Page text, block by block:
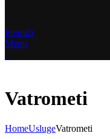
Pretraži
Menu
Vatrometi
HomeUslugeVatrometi